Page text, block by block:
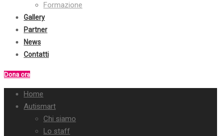
Formazione
Gallery
Partner
News
Contatti
Dona ora
Home
Autismart
Chi siamo
Lo staff